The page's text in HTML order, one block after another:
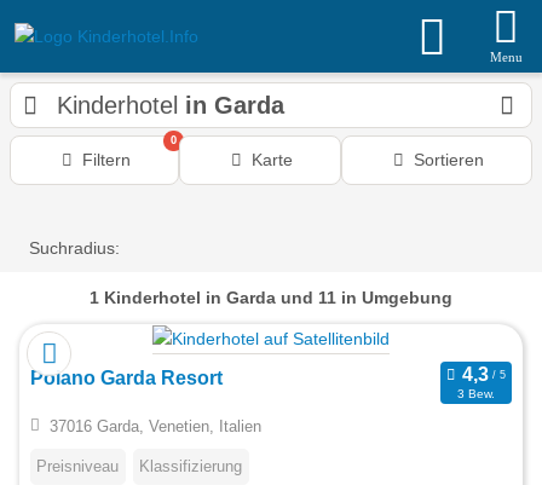
Menu
Kinderhotel in Garda
Filtern
0
Karte Sortieren
Suchradius:
1 Kinderhotel in Garda und 11 in Umgebung
Poiano Garda Resort
3 Bew.
37016 Garda, Venetien, Italien
Preisniveau Klassifizierung